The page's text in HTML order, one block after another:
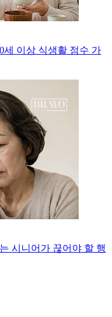
세 이상 식생활 점수 가
시니어가 끊어야 할 행